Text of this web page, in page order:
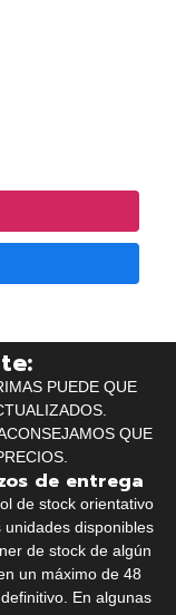
PUEDE QUE
QUE
de entrega
de stock orientativo
disponibles
de stock de algún
un máximo de 48
En algunas